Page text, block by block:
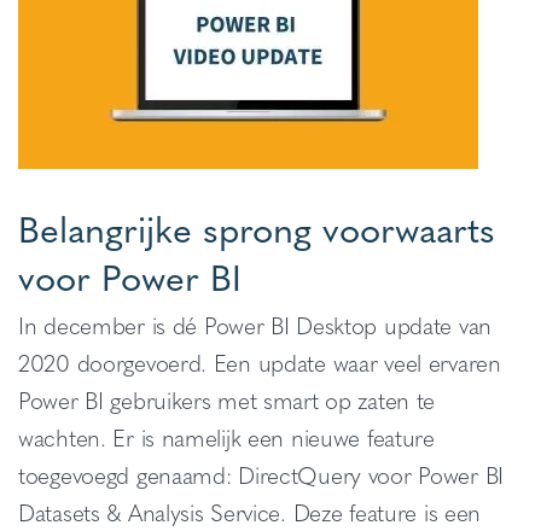
Belangrijke sprong voorwaarts
voor Power BI
In december is dé Power BI Desktop update van
2020 doorgevoerd. Een update waar veel ervaren
Power BI gebruikers met smart op zaten te
wachten. Er is namelijk een nieuwe feature
toegevoegd genaamd: DirectQuery voor Power BI
Datasets & Analysis Service. Deze feature is een